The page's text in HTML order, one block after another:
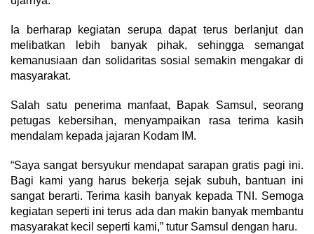
Ia berharap kegiatan serupa dapat terus berlanjut dan
melibatkan lebih banyak pihak, sehingga semangat
kemanusiaan dan solidaritas sosial semakin mengakar di
masyarakat.
Salah satu penerima manfaat, Bapak Samsul, seorang
petugas kebersihan, menyampaikan rasa terima kasih
mendalam kepada jajaran Kodam IM.
“Saya sangat bersyukur mendapat sarapan gratis pagi ini.
Bagi kami yang harus bekerja sejak subuh, bantuan ini
sangat berarti. Terima kasih banyak kepada TNI. Semoga
kegiatan seperti ini terus ada dan makin banyak membantu
masyarakat kecil seperti kami,” tutur Samsul dengan haru.